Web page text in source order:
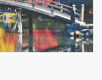
會員活動